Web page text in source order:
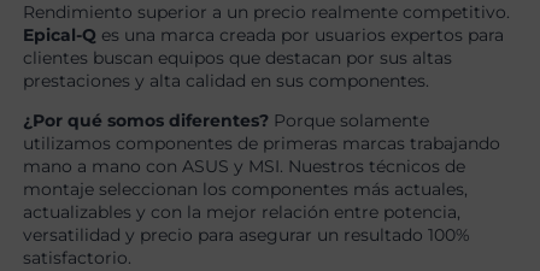
Rendimiento superior a un precio realmente competitivo.
Epical-Q es una marca creada por usuarios expertos para
clientes buscan equipos que destacan por sus altas
prestaciones y alta calidad en sus componentes.
¿Por qué somos diferentes? Porque solamente
utilizamos componentes de primeras marcas trabajando
mano a mano con ASUS y MSI. Nuestros técnicos de
montaje seleccionan los componentes más actuales,
actualizables y con la mejor relación entre potencia,
versatilidad y precio para asegurar un resultado 100%
satisfactorio.